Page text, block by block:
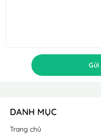
DANH MỤC
Trang chủ